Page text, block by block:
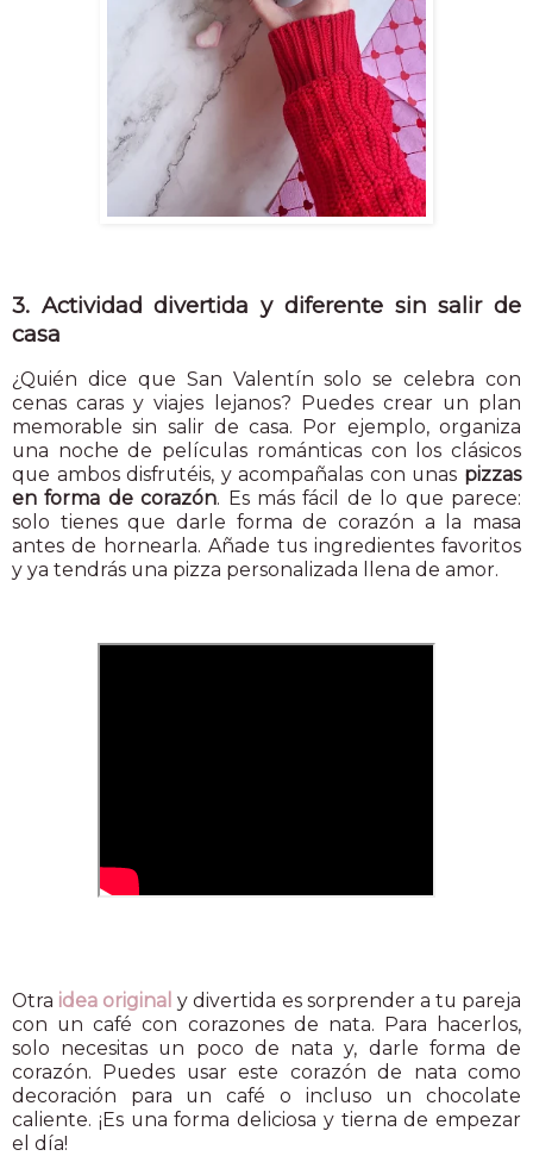
3. Actividad divertida y diferente sin salir de
casa
¿Quién dice que San Valentín solo se celebra con
cenas caras y viajes lejanos? Puedes crear un plan
memorable sin salir de casa. Por ejemplo, organiza
una noche de películas románticas con los clásicos
que ambos disfrutéis, y acompañalas con unas pizzas
en forma de corazón. Es más fácil de lo que parece:
solo tienes que darle forma de corazón a la masa
antes de hornearla. Añade tus ingredientes favoritos
y ya tendrás una pizza personalizada llena de amor.
Otra idea original y divertida es sorprender a tu pareja
con un café con corazones de nata. Para hacerlos,
solo necesitas un poco de nata y, darle forma de
corazón. Puedes usar este corazón de nata como
decoración para un café o incluso un chocolate
caliente. ¡Es una forma deliciosa y tierna de empezar
el día!